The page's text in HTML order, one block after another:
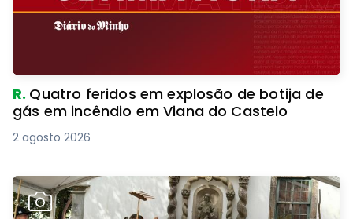
R. Quatro feridos em explosão de botija de
gás em incêndio em Viana do Castelo
2 agosto 2026